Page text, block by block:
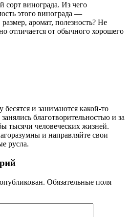
винограда. Из чего
этого винограда —
аромат, полезность? Не
отличается от обычного хорошего
и занимаются какой-то
благотворительностью и за
тысячи человеческих жизней.
и направляйте свои
русла.
Обязательные поля